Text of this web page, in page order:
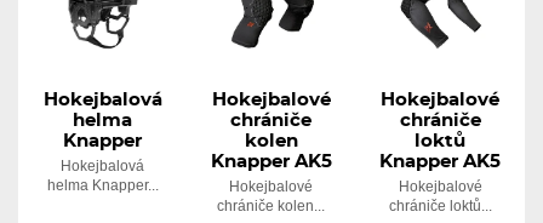
Skladem 110 Kč
Hokejbalová
helma
Knapper
Hokejbalová
helma Knapper...
Hokejbalové
chrániče
kolen
Knapper AK5
Hokejbalové
chrániče kolen...
Hokejbalové
chrániče
loktů
Knapper AK5
Hokejbalové
chrániče loktů...